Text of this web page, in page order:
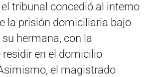
el tribunal concedió al interno
la prisión domiciliaria bajo
hermana, con la
en el domicilio
el magistrado